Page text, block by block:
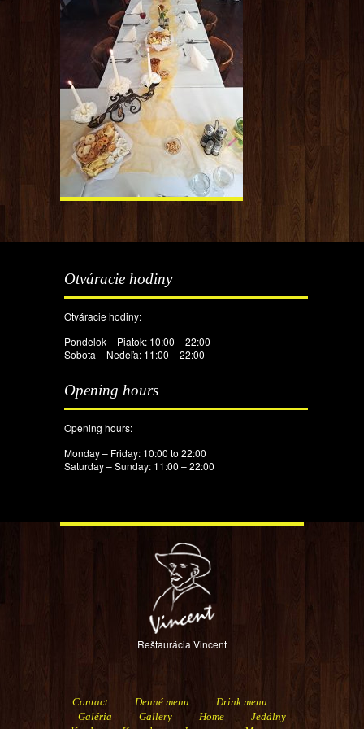
Otváracie hodiny
Otváracie hodiny:
Pondelok – Piatok: 10:00 – 22:00
Sobota – Nedeľa: 11:00 – 22:00
Opening hours
Opening hours:
Monday – Friday: 10:00 to 22:00
Saturday – Sunday: 11:00 – 22:00
Reštaurácia Vincent
Contact Denné menu
Drink menu
Galéria
Gallery Home
Jedálny